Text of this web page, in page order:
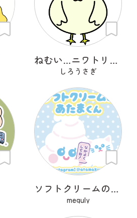
ねむい…ニワトリさん
しろうさぎ
ソフトクリームのあたまくん
meguly